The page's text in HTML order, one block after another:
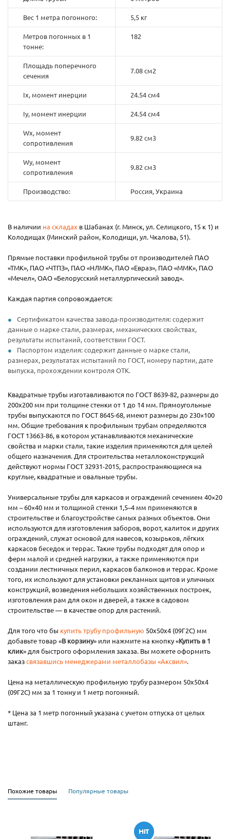
Вес 1 метра погонного: 5,5 кг
Метров погонных в 1
тонне:
182
Площадь поперечного
сечения
7.08 см2
Ix, момент инерции 24.54 см4
Iy, момент инерции 24.54 см4
Wx, момент
сопротивления
9.82 см3
Wy, момент
сопротивления
9.82 см3
Производство: Россия, Украина
В наличии на складах в Шабанах (г. Минск, ул. Селицкого, 15 к 1) и
Колодищах (Минский район, Колодищи, ул. Чкалова, 51).
Прямые поставки профильной трубы от производителей ПАО
«ТМК», ПАО «ЧТПЗ», ПАО «НЛМК», ПАО «Евраз», ПАО «ММК», ПАО
«Мечел», ОАО «Белорусский металлургический завод».
Каждая партия сопровождается:
Сертификатом качества завода-производителя: содержит
данные о марке стали, размерах, механических свойствах,
результаты испытаний, соответствии ГОСТ.
Паспортом изделия: содержит данные о марке стали,
размерах, результатах испытаний по ГОСТ, номеру партии, дате
выпуска, прохождении контроля ОТК.
Квадратные трубы изготавливаются по ГОСТ 8639-82, размеры до
200х200 мм при толщине стенки от 1 до 14 мм. Прямоугольные
трубы выпускаются по ГОСТ 8645-68, имеют размеры до 230×100
мм. Общие требования к профильным трубам определяются
ГОСТ 13663-86, в котором устанавливаются механические
свойства и марки стали, такие изделия применяются для целей
общего назначения. Для строительства металлоконструкций
действуют нормы ГОСТ 32931-2015, распространяющиеся на
круглые, квадратные и овальные трубы.
Универсальные трубы для каркасов и ограждений сечением 40×20
мм – 60×40 мм и толщиной стенки 1,5–4 мм применяются в
строительстве и благоустройстве самых разных объектов. Они
используются для изготовления заборов, ворот, калиток и других
ограждений, служат основой для навесов, козырьков, лёгких
каркасов беседок и террас. Такие трубы подходят для опор и
ферм малой и средней нагрузки, а также применяются при
создании лестничных перил, каркасов балконов и террас. Кроме
того, их используют для установки рекламных щитов и уличных
конструкций, возведения небольших хозяйственных построек,
изготовления рам для окон и дверей, а также в садовом
строительстве — в качестве опор для растений.
Для того что бы купить трубу профильную 50х50х4 (09Г2С) мм
добавьте товар «В корзину» или нажмите на кнопку «Купить в 1
клик» для быстрого оформления заказа. Вы можете оформить
заказсвязавшись менеджерами металлобазы «Аксвил».
Цена на металлическую профильную трубу размером 50х50х4
(09Г2С) мм за 1 тонну и 1 метр погонный.
* Цена за 1 метр погонный указана с учетом отпуска от целых
штанг.
Похожие товары Популярные товары